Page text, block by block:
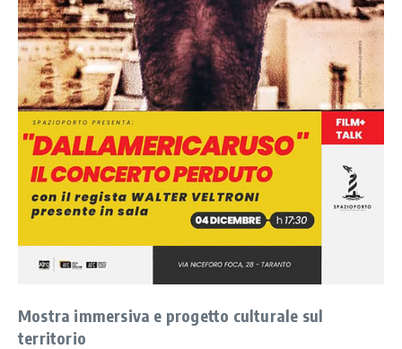
Mostra immersiva e progetto culturale sul
territorio